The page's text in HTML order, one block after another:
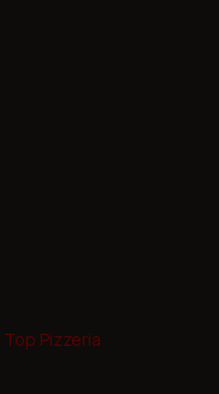
Top Pizzeria